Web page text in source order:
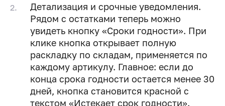
Детализация и срочные уведомления.
Рядом с остатками теперь можно
увидеть кнопку «Сроки годности». При
клике кнопка открывает полную
раскладку по складам, применяется по
каждому артикулу. Главное: если до
конца срока годности остается менее 30
дней, кнопка становится красной с
текстом «Истекает срок годности».